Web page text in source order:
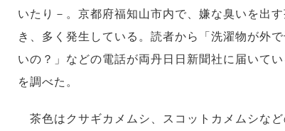
いたり－。京都府福知山市内で、嫌な臭いを出
き、多く発生している。読者から「洗濯物が外
いの？」などの電話が両丹日日新聞社に届いて
を調べた。
茶色はクサギカメムシ、スコットカメムシな